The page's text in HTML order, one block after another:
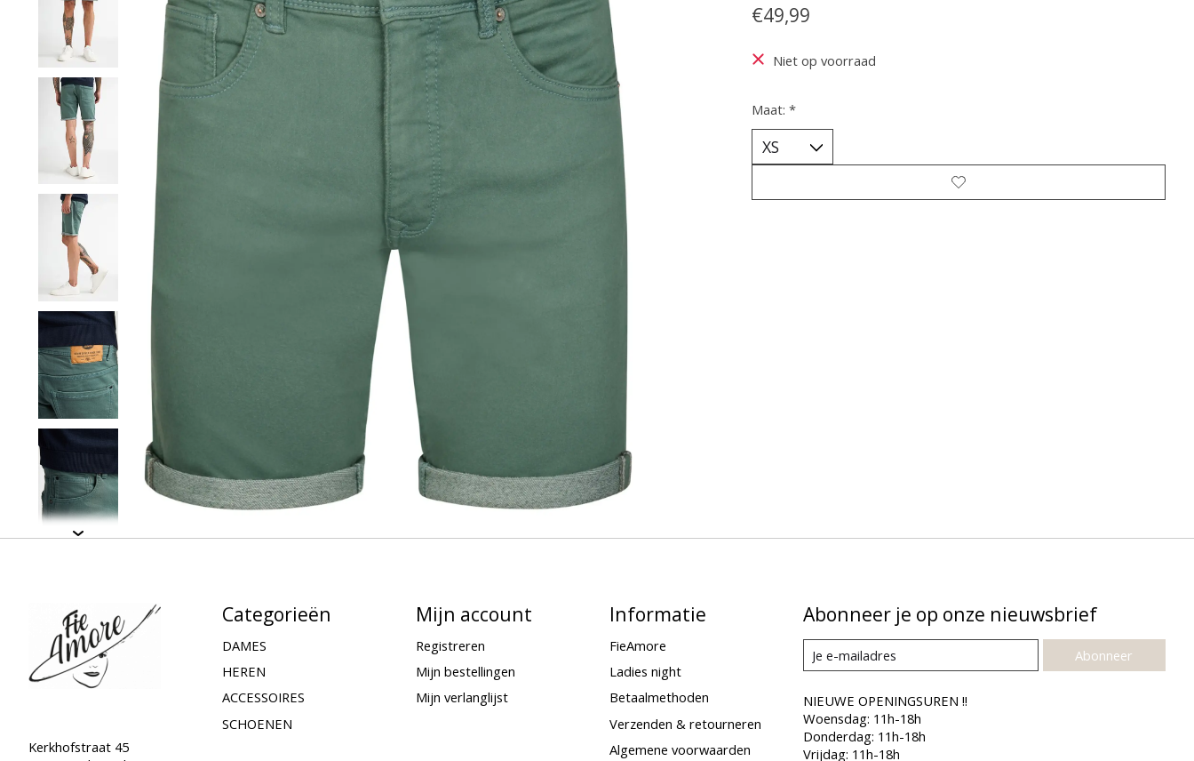
€49,99
Niet op voorraad
Maat: *
Kerkhofstraat 45
Categorieën
DAMES
HEREN
ACCESSOIRES
SCHOENEN
Mijn account
Registreren
Mijn bestellingen
Mijn verlanglijst
Informatie
FieAmore
Ladies night
Betaalmethoden
Verzenden & retourneren
Algemene voorwaarden
Abonneer je op onze nieuwsbrief
Abonneer
NIEUWE OPENINGSUREN !!
Woensdag: 11h-18h
Donderdag: 11h-18h
Vrijdag: 11h-18h